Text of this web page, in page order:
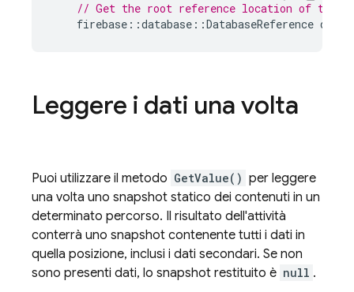
// Get the root reference location of the
firebase ::database ::DatabaseReference dbref
Leggere i dati una volta
Puoi utilizzare il metodo GetValue() per leggere
una volta uno snapshot statico dei contenuti in un
determinato percorso. Il risultato dell'attività
conterrà uno snapshot contenente tutti i dati in
quella posizione, inclusi i dati secondari. Se non
sono presenti dati, lo snapshot restituito è null .